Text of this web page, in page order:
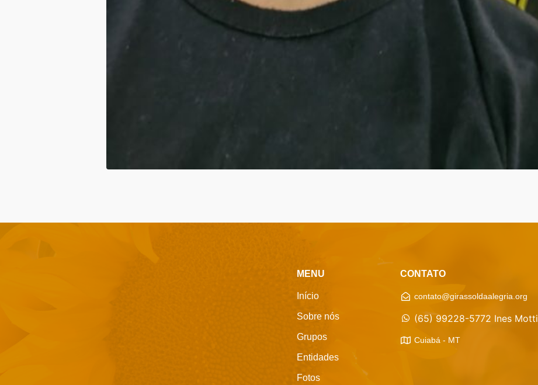
MENU
Início
Sobre nós
Grupos
Entidades
Fotos
CONTATO
contato@girassoldaalegria.org
(65) 99228-5772 Ines Motti
Cuiabá - MT